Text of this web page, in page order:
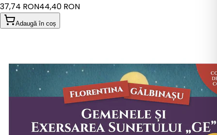
37,74 RON44,40 RON
Adaugă în coș